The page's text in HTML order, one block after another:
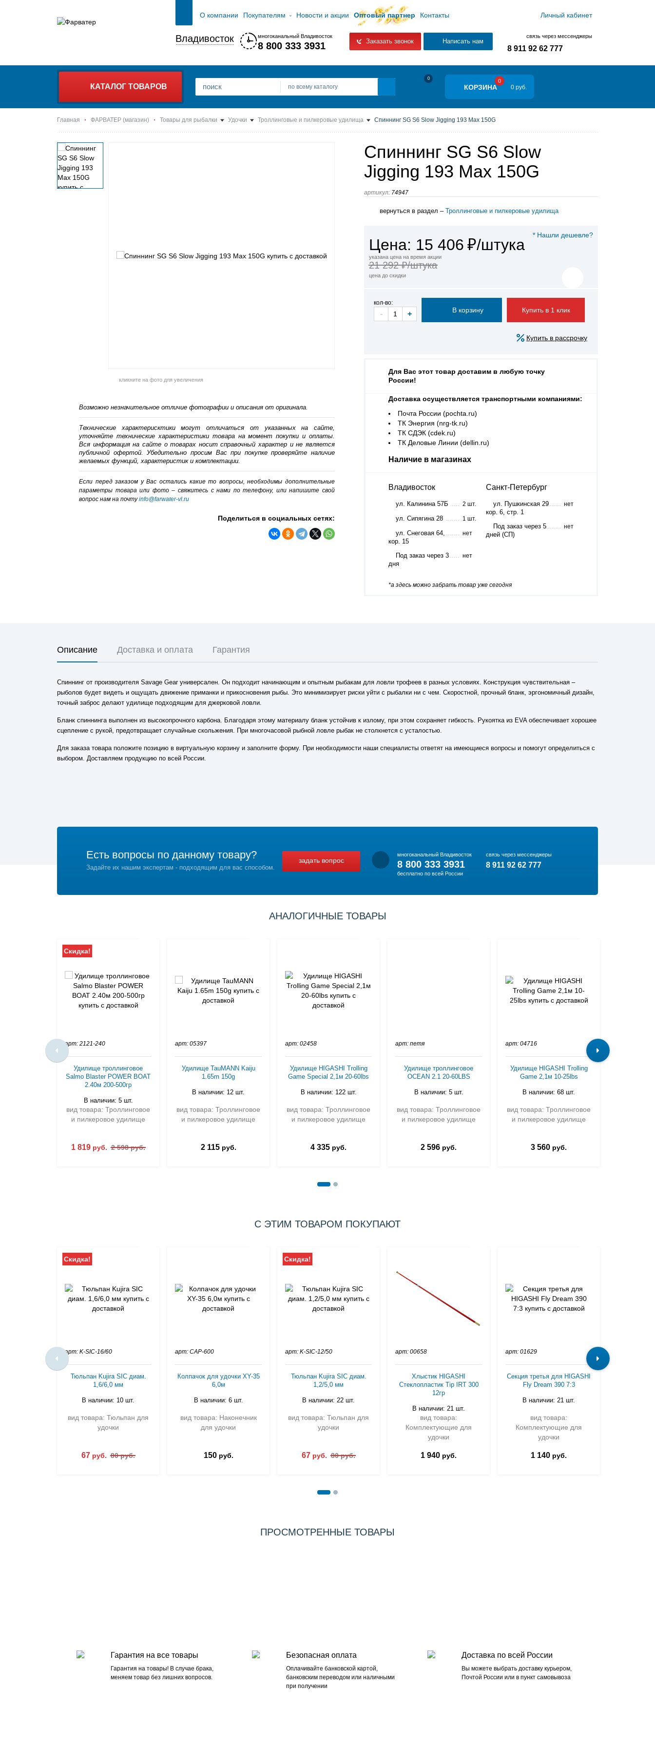
О компании Покупателям Новости и акции Оптовый партнер Контакты Личный кабинет
Владивосток многоканальный Владивосток
8 800 333 3931 Заказать звонок Написать нам
связь через мессенджеры
8 911 92 62 777
КАТАЛОГ ТОВАРОВ по всему каталогу
0
КОРЗИНА
0
0 руб.
Главная ФАРВАТЕР (магазин) Товары для рыбалки Удочки Троллинговые и пилкеровые удилища Спиннинг SG S6 Slow Jigging 193 Max 150G
Спиннинг SG S6 Slow
Jigging 193 Max 150G
артикул: 74947
вернуться в раздел – Троллинговые и пилкеровые удилища
кликните на фото для увеличения
Возможно незначительное отличие фотографии и описания от оригинала.
Технические характерисктики могут отличаться от указанных на сайте,
уточняйте технические характеристики товара на момент покупки и оплаты.
Вся информация на сайте о товарах носит справочный характер и не является
публичной офертой. Убедительно просим Вас при покупке проверяйте наличие
желаемых функций, характеристик и комплектации.
Если перед заказом у Вас остались какие то вопросы, необходимы дополнительные
параметры товара или фото – cвяжитесь с нами по телефону, или напишите свой
вопрос нам на почтуinfo@farwater-vl.ru
Поделиться в социальных сетях:
* Нашли дешевле?
Цена: 15 406 ₽/штука
указана цена на время акции
21 292 ₽/штука
цена до скидки
кол-во:
- + Купить в 1 клик
Купить в рассрочку
Для Вас этот товар доставим в любую точку
России!
Доставка осуществляется транспортными компаниями:
Почта России (pochta.ru)
ТК Энергия (nrg-tk.ru)
ТК СДЭК (cdek.ru)
ТК Деловые Линии (dellin.ru)
Наличие в магазинах
Владивосток
ул. Калинина 57Б 2 шт.
ул. Сипягина 28 1 шт.
ул. Снеговая 64,
кор. 15
нет
Под заказ через 3
дня
нет
Санкт-Петербург
ул. Пушкинская 29
кор. 6, стр. 1
нет
Под заказ через 5
дней (СП)
нет
*а здесь можно забрать товар уже сегодня
Описание Доставка и оплата Гарантия
Спиннинг от производителя Savage Gear универсален. Он подходит начинающим и опытным рыбакам для ловли трофеев в разных условиях. Конструкция чувствительная –
рыболов будет видеть и ощущать движение приманки и прикосновения рыбы. Это минимизирует риски уйти с рыбалки ни с чем. Скоростной, прочный бланк, эргономичный дизайн,
точный заброс делают удилище подходящим для джерковой ловли.
Бланк спиннинга выполнен из высокопрочного карбона. Благодаря этому материалу бланк устойчив к излому, при этом сохраняет гибкость. Рукоятка из EVA обеспечивает хорошее
сцепление с рукой, предотвращает случайные скольжения. При многочасовой рыбной ловле рыбак не столкнется с усталостью.
Для заказа товара положите позицию в виртуальную корзину и заполните форму. При необходимости наши специалисты ответят на имеющиеся вопросы и помогут определиться с
выбором. Доставляем продукцию по всей России.
Есть вопросы по данному товару?
Задайте их нашим экспертам - подходящим для вас способом.
задать вопрос
многоканальный Владивосток
8 800 333 3931
бесплатно по всей России
связь через мессенджеры
8 911 92 62 777
АНАЛОГИЧНЫЕ ТОВАРЫ
Скидка!
арт: 2121-240
Удилище троллинговое
Salmo Blaster POWER BOAT
2.40м 200-500гр
В наличии: 5 шт.
вид товара: Троллинговое
и пилкеровое удилище
1 819 руб. 2 598 руб.
арт: 05397
Удилище TauMANN Kaiju
1.65m 150g
В наличии: 12 шт.
вид товара: Троллинговое
и пилкеровое удилище
2 115руб.
арт: 02458
Удилище HIGASHI Trolling
Game Special 2,1м 20-60lbs
В наличии: 122 шт.
вид товара: Троллинговое
и пилкеровое удилище
4 335 руб.
арт: петя
Удилище троллинговое
OCEAN 2.1 20-60LBS
В наличии: 5 шт.
вид товара: Троллинговое
и пилкеровое удилище
2 596 руб.
арт: 04716
Удилище HIGASHI Trolling
Game 2,1м 10-25lbs
В наличии: 68 шт.
вид товара: Троллинговое
и пилкеровое удилище
3 560 руб.
С ЭТИМ ТОВАРОМ ПОКУПАЮТ
Скидка!
арт: K-SIC-16/60
Тюльпан Kujira SIC диам.
1,6/6,0 мм
В наличии: 10 шт.
вид товара: Тюльпан для
удочки
67 руб. 80 руб.
арт: CAP-600
Колпачок для удочки XY-35
6,0м
В наличии: 6 шт.
вид товара: Наконечник
для удочки
150руб.
Скидка!
арт: K-SIC-12/50
Тюльпан Kujira SIC диам.
1,2/5,0 мм
В наличии: 22 шт.
вид товара: Тюльпан для
удочки
67 руб. 80 руб.
арт: 00658
Хлыстик HIGASHI
Стеклопластик Tip IRT 300
12гр
В наличии: 21 шт.
вид товара:
Комплектующие для
удочки
1 940 руб.
арт: 01629
Секция третья для HIGASHI
Fly Dream 390 7:3
В наличии: 21 шт.
вид товара:
Комплектующие для
удочки
1 140 руб.
ПРОСМОТРЕННЫЕ ТОВАРЫ
Гарантия на все товары
Гарантия на товары! В случае брака,
меняем товар без лишних вопросов.
Безопасная оплата
Оплачивайте банковской картой,
банковским переводом или наличными
при получении
Доставка по всей России
Вы можете выбрать доставку курьером,
Почтой России или в пункт самовывоза